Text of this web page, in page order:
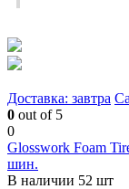
Доставка: завтра
0 out of 5
0
Glosswork Foam
шин.
В наличии 52 шт